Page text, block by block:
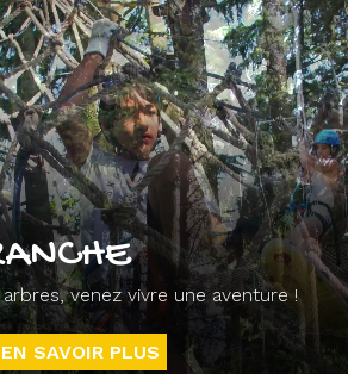
venez vivre une aventure !
EN SAVOIR PLUS